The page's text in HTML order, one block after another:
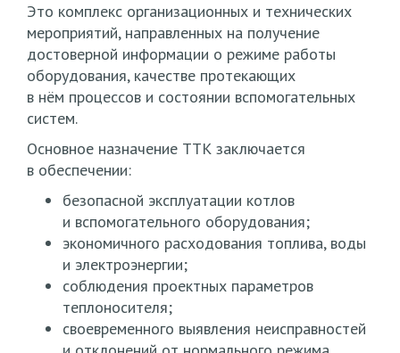
Это комплекс организационных и технических
мероприятий, направленных на получение
достоверной информации о режиме работы
оборудования, качестве протекающих
в нём процессов и состоянии вспомогательных
систем.
Основное назначение ТТК заключается
в обеспечении:
безопасной эксплуатации котлов
и вспомогательного оборудования;
экономичного расходования топлива, воды
и электроэнергии;
соблюдения проектных параметров
теплоносителя;
своевременного выявления неисправностей